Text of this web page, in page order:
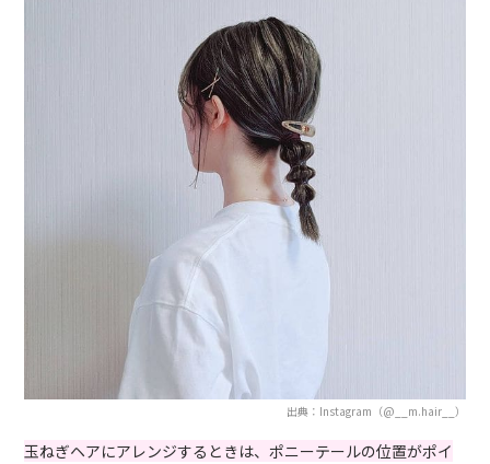
出典：Instagram（@__m.hair__）
玉ねぎヘアにアレンジするときは、ポニーテールの位置がポイ